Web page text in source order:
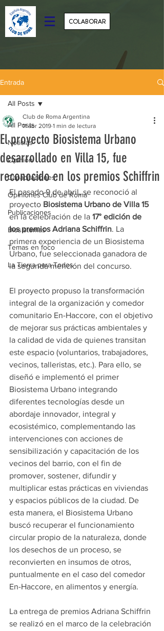
COLABORAR
Entrada
All Posts
Noticias
Opinión
Capacitaciones
Opiniones Club de Roma
Publicaciones
Biosistemas
Temas en foco
La Tierra para Todos
All Posts
El proyecto Biosistema Urbano
desarrollado en Villa 15, fue
reconocido en los premios Schiffrin
Club de Roma Argentina
11 abr 2019 1 min de lectura
El pasado 9 de abril, se reconoció al
proyecto Biosistema Urbano de Villa 15
en la celebración de la 17° edición de
los premios Adriana Schiffrin. La
primera experiencia de un Biosistema
Urbano, fue seleccionada ganadora de
la segunda mención del concurso.
El proyecto propuso la transformación
integral de la organización y comedor
comunitario En-Haccore, con el objetivo
de mejorar sus prácticas ambientales y
la calidad de vida de quienes transitan
este espacio (voluntarios, trabajadores,
vecinos, talleristas, etc.). Para ello, se
diseñó e implementó el primer
Biosistema Urbano integrando
diferentes tecnologías desde un
abordaje innovador, integral y
ecosistémico, complementando las
intervenciones con acciones de
sensibilización y capacitación de los
vecinos del barrio, con el fin de
promover, sostener, difundir y
multiplicar estas prácticas en viviendas
y espacios públicos de la ciudad. De
esta manera, el Biosistema Urbano
buscó recuperar el funcionamiento
circular propio de la naturaleza, donde
los desechos de un proceso, se
reconvierten en insumos de otros,
puntualmente en el caso del comedor
En-Haccore, en alimentos y energía.
La entrega de premios Adriana Schiffrin
se realizó en el marco de la celebración